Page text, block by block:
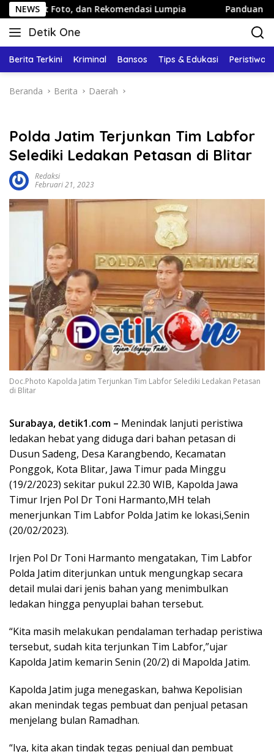
Langsung
ke
konten
NEWS
dan Rekomendasi Lumpia Panduan Wisata
Detik One
Tajam
Fakta
Berita Terkini Kriminal Bansos Tips & Edukasi Peristiwa
Beranda Berita Daerah
Polda Jatim Terjunkan Tim Labfor
Selediki Ledakan Petasan di Blitar
Redaksi
Februari 21, 2023
Doc.Photo Kapolda Jatim Terjunkan Tim Labfor Selediki Ledakan Petasan
di Blitar
Surabaya, detik1.com – Menindak lanjuti peristiwa
ledakan hebat yang diduga dari bahan petasan di
Dusun Sadeng, Desa Karangbendo, Kecamatan
Ponggok, Kota Blitar, Jawa Timur pada Minggu
(19/2/2023) sekitar pukul 22.30 WIB, Kapolda Jawa
Timur Irjen Pol Dr Toni Harmanto,MH telah
menerjunkan Tim Labfor Polda Jatim ke lokasi,Senin
(20/02/2023).
Irjen Pol Dr Toni Harmanto mengatakan, Tim Labfor
Polda Jatim diterjunkan untuk mengungkap secara
detail mulai dari jenis bahan yang menimbulkan
ledakan hingga penyuplai bahan tersebut.
“Kita masih melakukan pendalaman terhadap peristiwa
tersebut, sudah kita terjunkan Tim Labfor,”ujar
Kapolda Jatim kemarin Senin (20/2) di Mapolda Jatim.
Kapolda Jatim juga menegaskan, bahwa Kepolisian
akan menindak tegas pembuat dan penjual petasan
menjelang bulan Ramadhan.
“Iya, kita akan tindak tegas penjual dan pembuat